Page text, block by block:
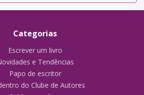
Categorias
Escrever um livro
e Tendências
Papo de escritor
do Clube de Autores